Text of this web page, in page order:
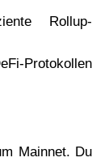
Rollup-
Protokollen
Mainnet. Du